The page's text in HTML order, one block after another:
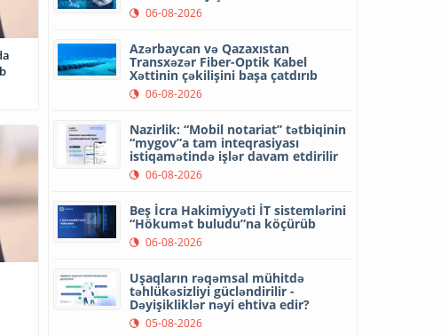
06-08-2026
Azərbaycan və Qazaxıstan
Transxəzər Fiber-Optik Kabel
Xəttinin çəkilişini başa çatdırıb
06-08-2026
Nazirlik: “Mobil notariat” tətbiqinin
“mygov”a tam inteqrasiyası
istiqamətində işlər davam etdirilir
06-08-2026
Beş İcra Hakimiyyəti İT sistemlərini
“Hökumət buludu”na köçürüb
06-08-2026
Uşaqların rəqəmsal mühitdə
təhlükəsizliyi gücləndirilir -
Dəyişikliklər nəyi ehtiva edir?
05-08-2026